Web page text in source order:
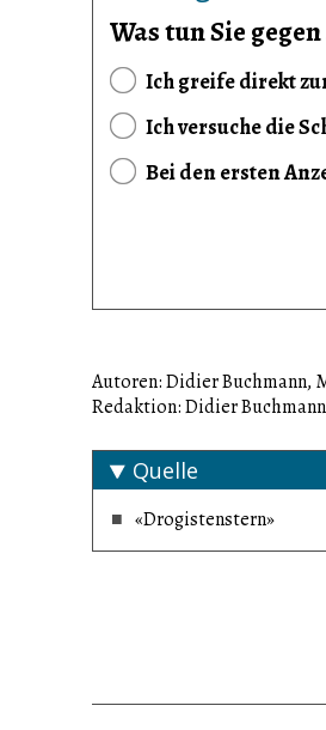
Was tun Sie
Ich greife direkt
Ich versuche die
Bei den ersten
Autoren: Didier Buchmann,
Redaktion: Didier Buchmann
Quelle
«Drogistenstern»